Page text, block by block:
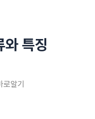
와 특징
알기